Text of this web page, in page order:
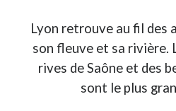
Lyon retrouve au fil des
son fleuve et sa rivière.
rives de Saône et des
sont le plus